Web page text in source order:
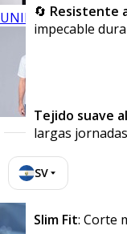
UNIFORMES
SV
🔄 Resistente
impecable
Tejido suave
largas
Slim Fit: Corte